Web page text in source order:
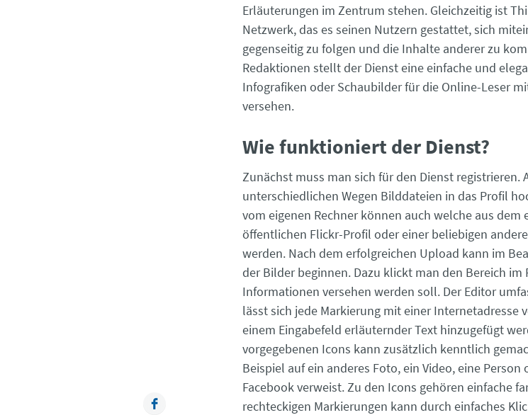
Erläuterungen im Zentrum stehen. Gleichzeitig ist
Netzwerk, das es seinen Nutzern gestattet, sich
gegenseitig zu folgen und die Inhalte anderer zu
Redaktionen stellt der Dienst eine einfache und
Infografiken oder Schaubilder für die Online-Leser
versehen.
Wie funktioniert der Dienst?
Zunächst muss man sich für den Dienst registrieren.
unterschiedlichen Wegen Bilddateien in das Profil
vom eigenen Rechner können auch welche aus dem
öffentlichen Flickr-Profil oder einer beliebigen
werden. Nach dem erfolgreichen Upload kann im
der Bilder beginnen. Dazu klickt man den Bereich
Informationen versehen werden soll. Der Editor
lässt sich jede Markierung mit einer Internetadresse
einem Eingabefeld erläuternder Text hinzugefügt
vorgegebenen Icons kann zusätzlich kenntlich
Beispiel auf ein anderes Foto, ein Video, eine
Facebook verweist. Zu den Icons gehören einfache
rechteckigen Markierungen kann durch einfaches